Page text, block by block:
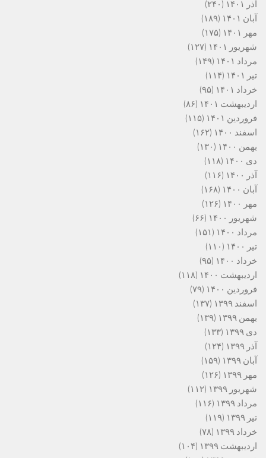
آذر ۱۴۰۱
(۲۴۰)
آبان ۱۴۰۱
(۱۸۹)
مهر ۱۴۰۱
(۱۷۵)
شهریور ۱۴۰۱
(۱۲۷)
مرداد ۱۴۰۱
(۱۴۹)
تیر ۱۴۰۱
(۱۱۴)
خرداد ۱۴۰۱
(۹۵)
اردیبهشت ۱۴۰۱
(۸۶)
فروردین ۱۴۰۱
(۱۱۵)
اسفند ۱۴۰۰
(۱۶۲)
بهمن ۱۴۰۰
(۱۳۰)
دی ۱۴۰۰
(۱۱۸)
آذر ۱۴۰۰
(۱۱۶)
آبان ۱۴۰۰
(۱۶۸)
مهر ۱۴۰۰
(۱۲۶)
شهریور ۱۴۰۰
(۶۶)
مرداد ۱۴۰۰
(۱۵۱)
تیر ۱۴۰۰
(۱۱۰)
خرداد ۱۴۰۰
(۹۵)
اردیبهشت ۱۴۰۰
(۱۱۸)
فروردین ۱۴۰۰
(۷۹)
اسفند ۱۳۹۹
(۱۳۷)
بهمن ۱۳۹۹
(۱۳۹)
دی ۱۳۹۹
(۱۳۳)
آذر ۱۳۹۹
(۱۲۴)
آبان ۱۳۹۹
(۱۵۹)
مهر ۱۳۹۹
(۱۲۶)
شهریور ۱۳۹۹
(۱۱۲)
مرداد ۱۳۹۹
(۱۱۶)
تیر ۱۳۹۹
(۱۱۹)
خرداد ۱۳۹۹
(۷۸)
اردیبهشت ۱۳۹۹
(۱۰۴)